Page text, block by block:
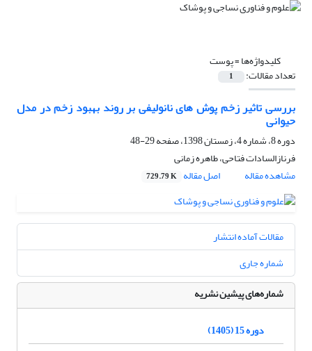
کلیدواژه‌ها =پوست
تعداد مقالات: 1
بررسی تاثیر زخم پوش های نانولیفی بر روند بهبود زخم در مدل
حیوانی
دوره 8، شماره 4، زمستان 1398، صفحه
29-48
فرنازالسادات فتاحی، طاهره زمانی
مشاهده مقاله
اصل مقاله 729.79 K
مقالات آماده انتشار
شماره جاری
شماره‌های پیشین نشریه
دوره 15 (1405)